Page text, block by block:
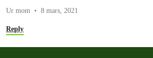
Ur mom 8 mars, 2021
Reply